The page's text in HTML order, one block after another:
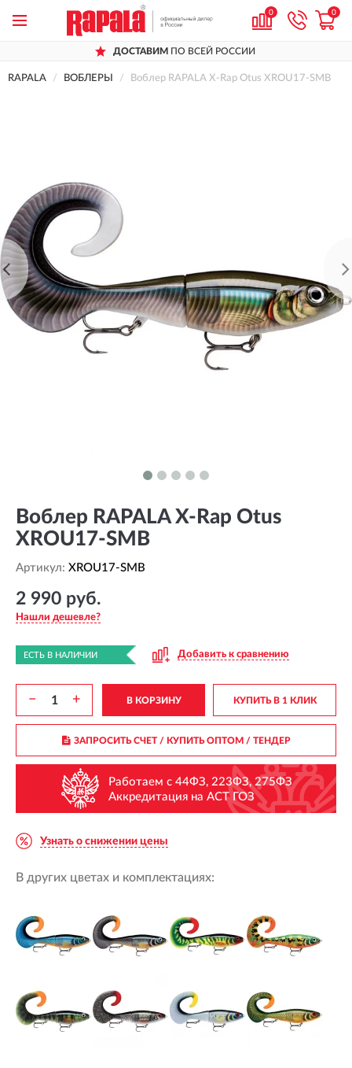
0 0
ДОСТАВИМ ПО ВСЕЙ РОССИИ
RAPALA ВОБЛЕРЫ Воблер RAPALA X-Rap Otus XROU17-SMB
Воблер RAPALA X-Rap Otus
XROU17-SMB
Артикул: XROU17-SMB
2 990 руб.
Нашли дешевле?
ЕСТЬ В НАЛИЧИИ Добавить к сравнению
− + В КОРЗИНУ КУПИТЬ В 1 КЛИК
ЗАПРОСИТЬ СЧЕТ / КУПИТЬ ОПТОМ/ ТЕНДЕР
Работаем с 44ФЗ, 223ФЗ, 275ФЗ
Аккредитация на АСТ ГОЗ
Узнать о снижении цены
В других цветах и комплектациях: